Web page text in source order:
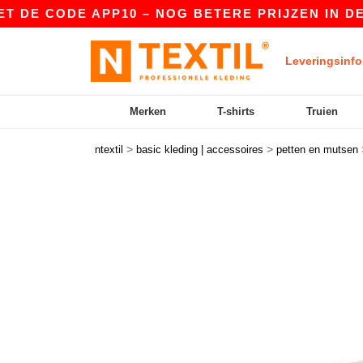
APP10 – NOG BETERE PRIJZEN IN DE APP!
Merken T-shirts Truien
ntextil > basic kleding | accessoires > petten en mutsen